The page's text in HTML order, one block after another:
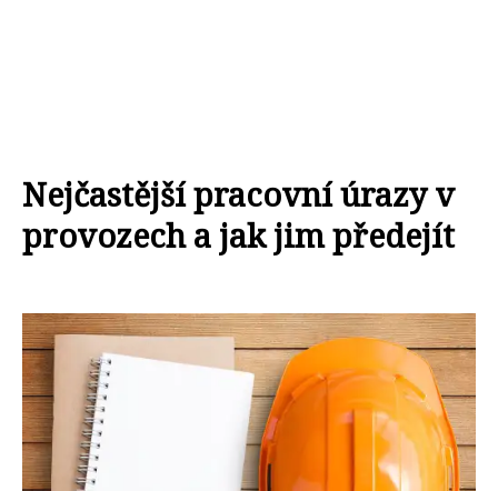
Nejčastější pracovní úrazy v
provozech a jak jim předejít